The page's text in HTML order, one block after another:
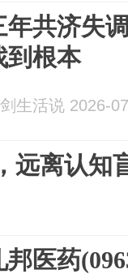
年共济失
到根本
生活说 2026-
远离认知
邦医药